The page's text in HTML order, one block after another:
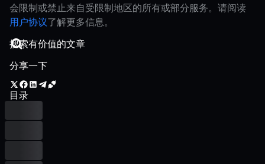
会限制或禁止来自受限制地区的所有或部分服务。请阅读
用户协议了解更多信息。
分享一下
目录